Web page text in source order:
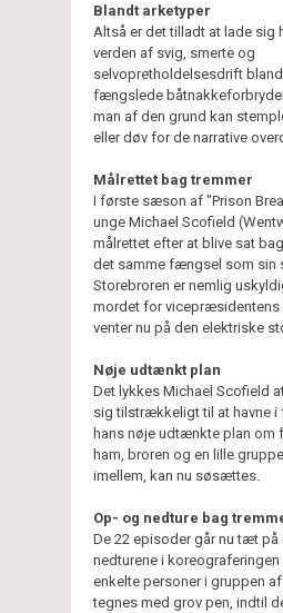
Blandt arketyper
Altså er det tilladt at lade sig
verden af svig, smerte og
selvopretholdelsesdrift
fængslede
man af den grund kan
eller døv for de narrative
Målrettet bag tremmer
I første sæson af "Prison
unge Michael Scofield
målrettet efter at blive sat
det samme fængsel som sin
Storebroren er nemlig
mordet for vicepræsidentens
venter nu på den elektriske
Nøje udtænkt plan
Det lykkes Michael Scofield
sig tilstrækkeligt til at havne
hans nøje udtænkte plan
ham, broren og en lille
imellem, kan nu søsættes.
Op- og nedture bag
De 22 episoder går nu tæt på
nedturene i
enkelte personer i gruppen
tegnes med grov pen, indtil